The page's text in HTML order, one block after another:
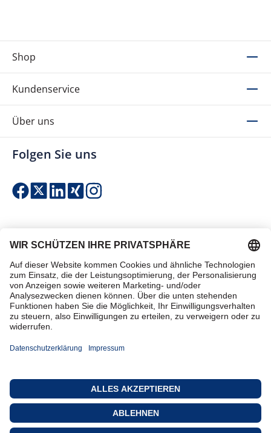
Shop
Kundenservice
Über uns
Folgen Sie uns
Einfach & sicher bezahlen
Zertifiziert einkaufen